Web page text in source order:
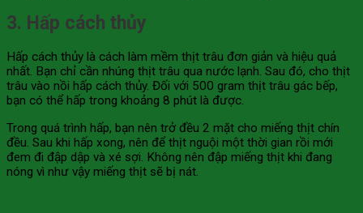
3. Hấp cách thủy
Hấp cách thủy là cách làm mềm thịt trâu đơn giản và hiệu quả
nhất. Bạn chỉ cần nhúng thịt trâu qua nước lạnh. Sau đó, cho thịt
trâu vào nồi hấp cách thủy. Đối với 500 gram thịt trâu gác bếp,
bạn có thể hấp trong khoảng 8 phút là được.
Trong quá trình hấp, bạn nên trở đều 2 mặt cho miếng thịt chín
đều. Sau khi hấp xong, nên để thịt nguội một thời gian rồi mới
đem đi đập dập và xé sợi. Không nên đập miếng thịt khi đang
nóng vì như vậy miếng thịt sẽ bị nát.